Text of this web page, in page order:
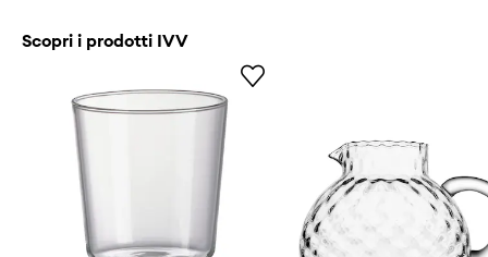
Scopri i prodotti IVV